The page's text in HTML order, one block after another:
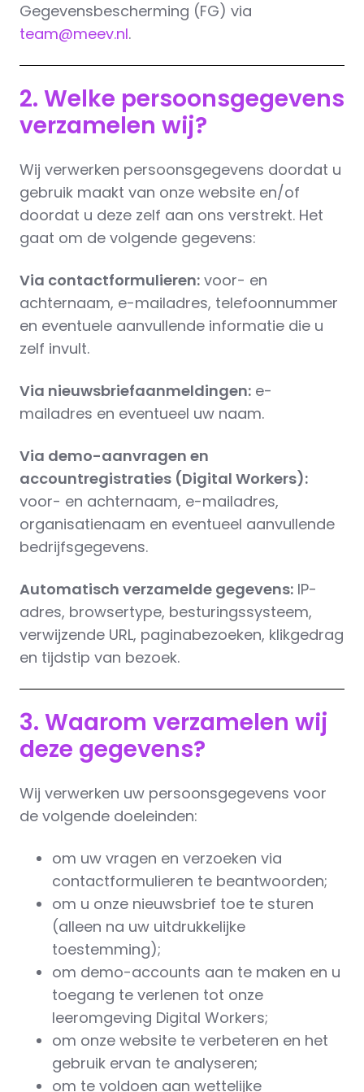
Gegevensbescherming (FG) via
team@meev.nl.
2. Welke persoonsgegevens
verzamelen wij?
Wij verwerken persoonsgegevens doordat u
gebruik maakt van onze website en/of
doordat u deze zelf aan ons verstrekt. Het
gaat om de volgende gegevens:
Via contactformulieren: voor- en
achternaam, e-mailadres, telefoonnummer
en eventuele aanvullende informatie die u
zelf invult.
Via nieuwsbriefaanmeldingen: e-
mailadres en eventueel uw naam.
Via demo-aanvragen en
accountregistraties (Digital Workers):
voor- en achternaam, e-mailadres,
organisatienaam en eventueel aanvullende
bedrijfsgegevens.
Automatisch verzamelde gegevens: IP-
adres, browsertype, besturingssysteem,
verwijzende URL, paginabezoeken, klikgedrag
en tijdstip van bezoek.
3. Waarom verzamelen wij
deze gegevens?
Wij verwerken uw persoonsgegevens voor
de volgende doeleinden:
om uw vragen en verzoeken via
contactformulieren te beantwoorden;
om u onze nieuwsbrief toe te sturen
(alleen na uw uitdrukkelijke
toestemming);
om demo-accounts aan te maken en u
toegang te verlenen tot onze
leeromgeving Digital Workers;
om onze website te verbeteren en het
gebruik ervan te analyseren;
om te voldoen aan wettelijke